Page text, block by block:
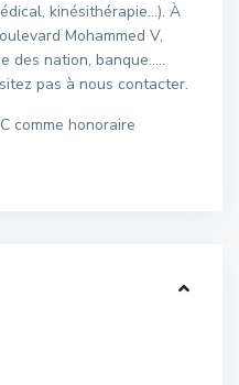
kinésithérapie…). À
Mohammed V,
des nation, banque…..
pas à nous contacter.
comme honoraire